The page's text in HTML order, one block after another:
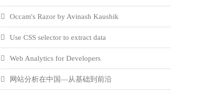
Occam's Razor by Avinash Kaushik
Use CSS selector to extract data
Web Analytics for Developers
网站分析在中国—从基础到前沿